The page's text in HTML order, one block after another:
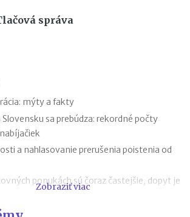
správa
mýty a fakty
sa prebúdza: rekordné počty
a nahlasovanie prerušenia poistenia od
ponukách sú čoraz častejšie, dopyt je
mimo EÚ: čo si možno priniesť bez platenia
Zobraziť viac